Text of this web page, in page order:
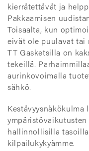
kierrätettävät ja
Pakkaamisen
Toisaalta, kun
eivät ole puulavat tai
TT Gasketsilla on
tekeillä.
aurinkovoimalla
sähkö.
hallinnollisilla
kilpailukykyämme.